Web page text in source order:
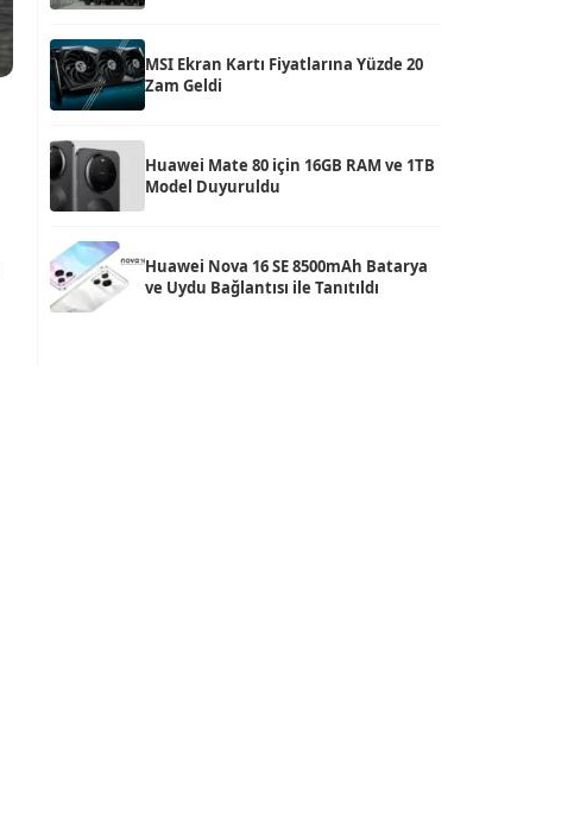
MSI Ekran Kartı Fiyatlarına Yüzde 20
Zam Geldi
Huawei Mate 80 için 16GB RAM ve 1TB
Model Duyuruldu
Huawei Nova 16 SE 8500mAh Batarya
ve Uydu Bağlantısı ile Tanıtıldı